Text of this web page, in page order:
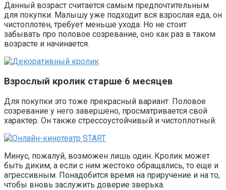
Данный возраст считается самым предпочтительным
для покупки. Малышу уже подходит вся взрослая еда, он
чистоплотен, требует меньше ухода. Но не стоит
забывать про половое созревание, оно как раз в таком
возрасте и начинается.
Взрослый кролик старше 6 месяцев
Для покупки это тоже прекрасный вариант. Половое
созревание у него завершено, просматривается свой
характер. Он также стрессоустойчивый и чистоплотный.
Минус, пожалуй, возможен лишь один. Кролик может
быть диким, а если с ним жестоко обращались, то еще и
агрессивным. Понадобится время на приручение и на то,
чтобы вновь заслужить доверие зверька.